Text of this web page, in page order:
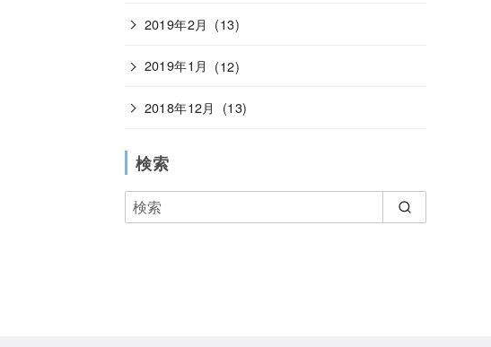
2019年2月 (13)
2019年1月 (12)
2018年12月 (13)
検索